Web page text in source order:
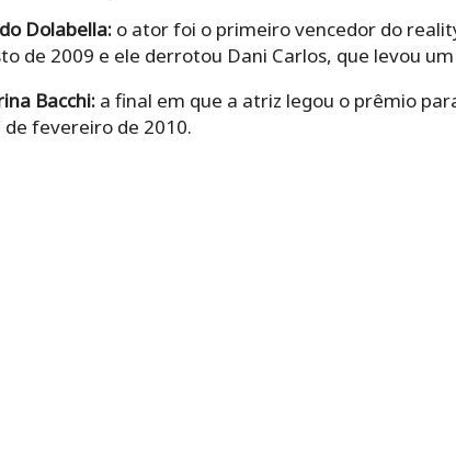
Dolabella:o ator foi o primeiro vencedor do
de 2009 e ele derrotou Dani Carlos, que levou
Bacchi:a final em que a atriz legou o prêmio
fevereiro de 2010.